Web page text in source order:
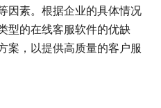
因素。根据企业的具体情况
型的在线客服软件的优缺
案，以提供高质量的客户服